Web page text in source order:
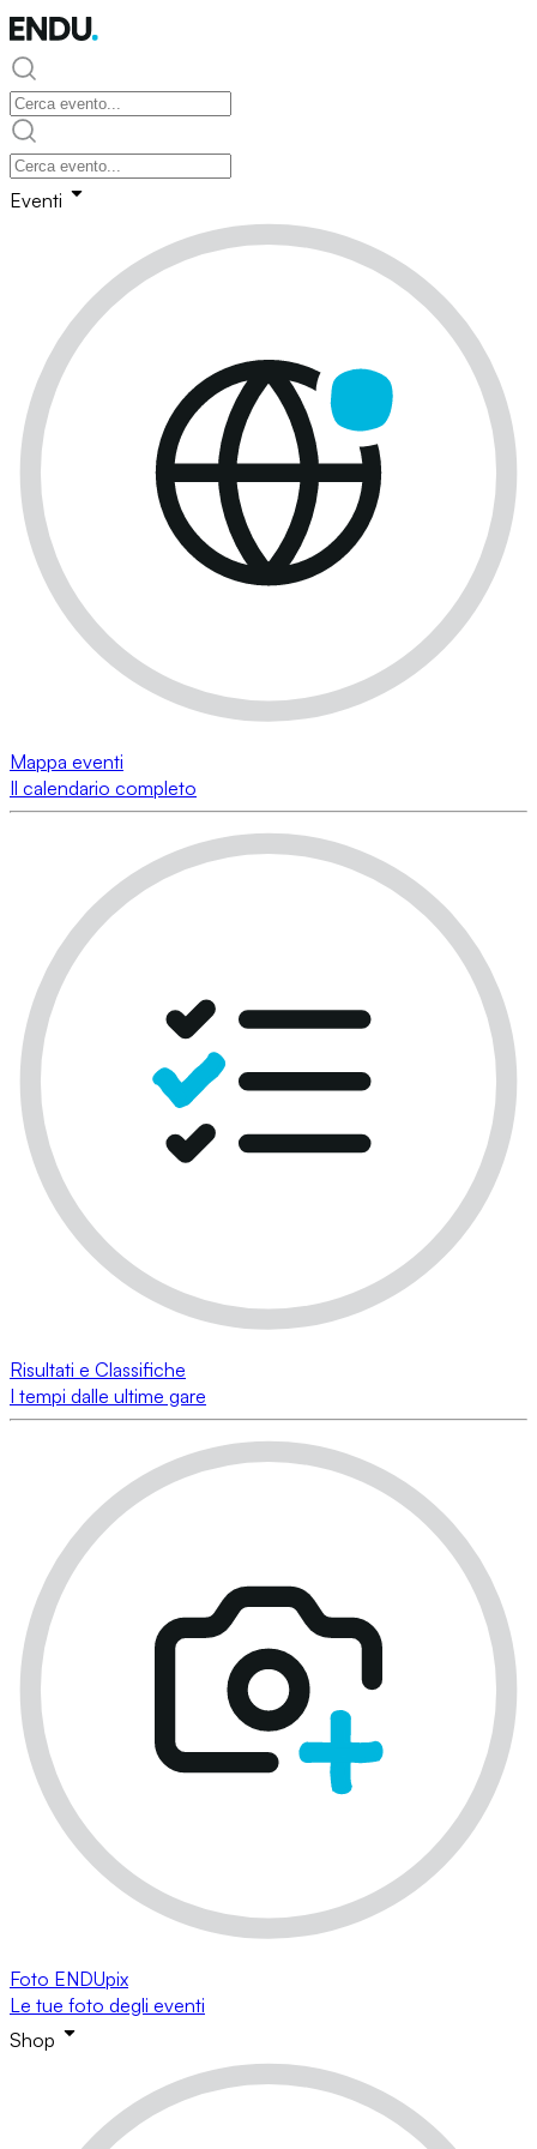
Eventi
Mappa eventi
Il calendario completo
Risultati e Classifiche
I tempi dalle ultime gare
Foto ENDUpix
Le tue foto degli eventi
Shop